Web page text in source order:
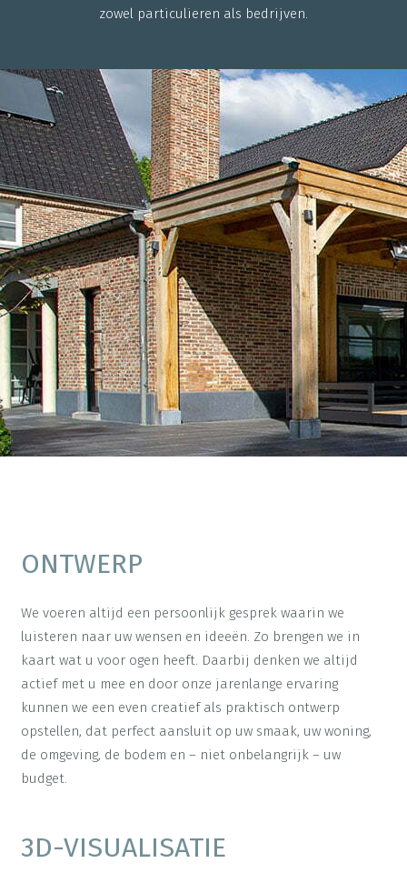
zowel particulieren als bedrijven.
ONTWERP
We voeren altijd een persoonlijk gesprek waarin we
luisteren naar uw wensen en ideeën. Zo brengen we in
kaart wat u voor ogen heeft. Daarbij denken we altijd
actief met u mee en door onze jarenlange ervaring
kunnen we een even creatief als praktisch ontwerp
opstellen, dat perfect aansluit op uw smaak, uw woning,
de omgeving, de bodem en – niet onbelangrijk – uw
budget.
3D-VISUALISATIE